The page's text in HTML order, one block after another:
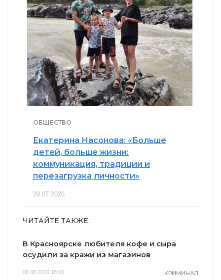
ОБЩЕСТВО
Екатерина Насонова: «Больше
детей, больше жизни:
коммуникация, традиции и
перезагрузка личности»
20.07.2026
ЧИТАЙТЕ ТАКЖЕ:
В Красноярске любителя кофе и сыра
осудили за кражи из магазинов
08.08.2026 18:00 КРИМИНАЛ